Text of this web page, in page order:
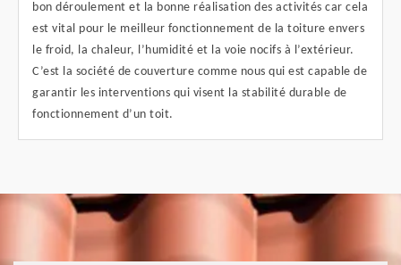
bon déroulement et la bonne réalisation des activités car cela
est vital pour le meilleur fonctionnement de la toiture envers
le froid, la chaleur, l’humidité et la voie nocifs à l’extérieur.
C’est la société de couverture comme nous qui est capable de
garantir les interventions qui visent la stabilité durable de
fonctionnement d’un toit.